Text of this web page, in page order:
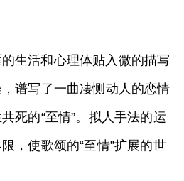
生活和心理体贴入微的描写
谱写了一曲凄恻动人的恋情
死的“至情”。拟人手法的运
，使歌颂的“至情”扩展的世